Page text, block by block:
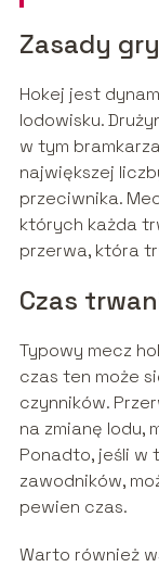
Zasady
Hokej jest
lodowisku.
w tym
największej
przeciwnika.
których każda
przerwa, która
Czas
Typowy mecz
czas ten może
czynników.
na zmianę lodu,
Ponadto, jeśli w
zawodników,
pewien czas.
Warto również